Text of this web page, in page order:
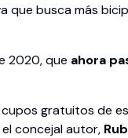
que busca más
2020, que ahora
gratuitos de
concejal autor,